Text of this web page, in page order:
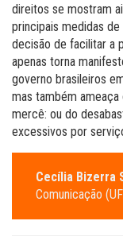
direitos se mostram
principais medidas
decisão de facilitar a
apenas torna
governo brasileiros
mas também
mercê: ou do
excessivos por
Cecília Bizerra
Comunicação